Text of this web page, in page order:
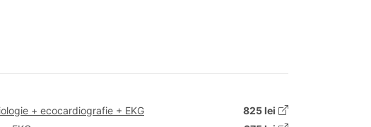
+ ecocardiografie + EKG
825 lei